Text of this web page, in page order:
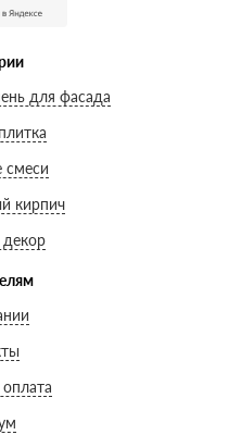
для фасада
смеси
кирпич